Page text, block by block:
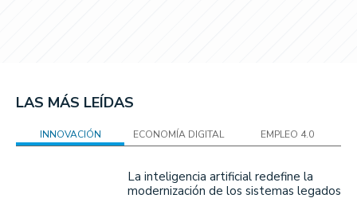
LAS MÁS LEÍDAS
INNOVACIÓN ECONOMÍA DIGITAL EMPLEO 4.0
La inteligencia artificial redefine la
modernización de los sistemas legados